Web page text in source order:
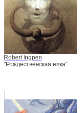
Robert Ingpen
"Рождественская елка"